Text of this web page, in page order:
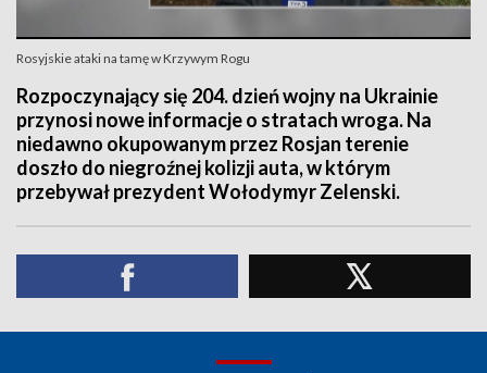
Rosyjskie ataki na tamę w Krzywym Rogu
Rozpoczynający się 204. dzień wojny na Ukrainie
przynosi nowe informacje o stratach wroga. Na
niedawno okupowanym przez Rosjan terenie
doszło do niegroźnej kolizji auta, w którym
przebywał prezydent Wołodymyr Zelenski.